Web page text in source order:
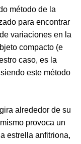
método de la
para encontrar
variaciones en la
compacto (e
caso, es la
este método
alrededor de su
provoca un
estrella anfitriona,